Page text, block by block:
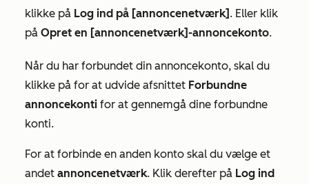
klikke på Log ind på [annoncenetværk] . Eller klik
på Opret en [annoncenetværk]-annoncekonto.
Når du har forbundet din annoncekonto, skal du
klikke på for at udvide afsnittet Forbundne
annoncekonti for at gennemgå dine forbundne
konti.
For at forbinde en anden konto skal du vælge et
andet annoncenetværk. Klik derefter på Log ind